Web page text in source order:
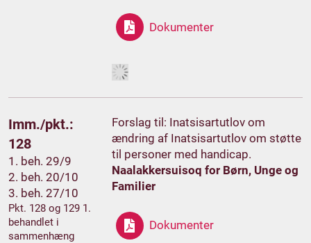
Dokumenter
Imm./pkt.:
128
1. beh. 29/9
2. beh. 20/10
3. beh. 27/10
Pkt. 128 og 129 1.
behandlet i
sammenhæng
Forslag til: Inatsisartutlov om
ændring af Inatsisartutlov om støtte
til personer med handicap.
Naalakkersuisoq for Børn, Unge og
Familier
Dokumenter